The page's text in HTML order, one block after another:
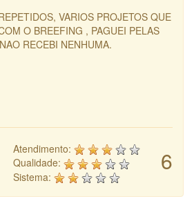
VARIOS PROJETOS QUE
O BREEFING , PAGUEI PELAS
RECEBI NENHUMA.
6
Atendimento:
Qualidade:
Sistema: